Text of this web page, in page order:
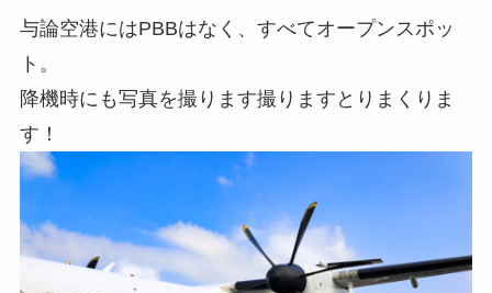
与論空港にはPBBはなく、すべてオープンスポッ
ト。
降機時にも写真を撮ります撮りますとりまくりま
す！